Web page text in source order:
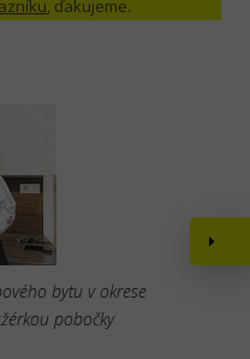
, ďakujeme.
bytu v okrese
pobočky